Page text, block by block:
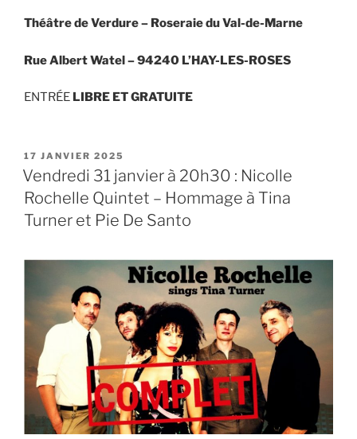
Théâtre de Verdure – Roseraie du Val-de-Marne
Rue Albert Watel – 94240 L’HAY-LES-ROSES
ENTRÉE LIBRE ET GRATUITE
PUBLIÉ
LE
17 JANVIER 2025
Vendredi 31 janvier à 20h30 : Nicolle
Rochelle Quintet – Hommage à Tina
Turner et Pie De Santo